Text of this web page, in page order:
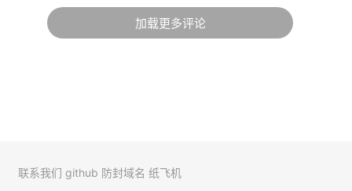
加载更多评论
联系我们 github 防封域名 纸飞机